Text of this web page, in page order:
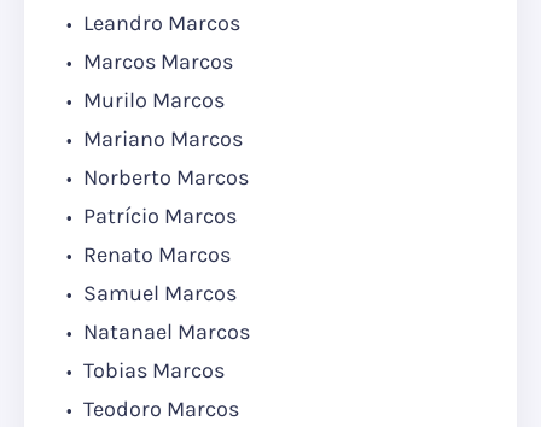
Leandro Marcos
Marcos Marcos
Murilo Marcos
Mariano Marcos
Norberto Marcos
Patrício Marcos
Renato Marcos
Samuel Marcos
Natanael Marcos
Tobias Marcos
Teodoro Marcos